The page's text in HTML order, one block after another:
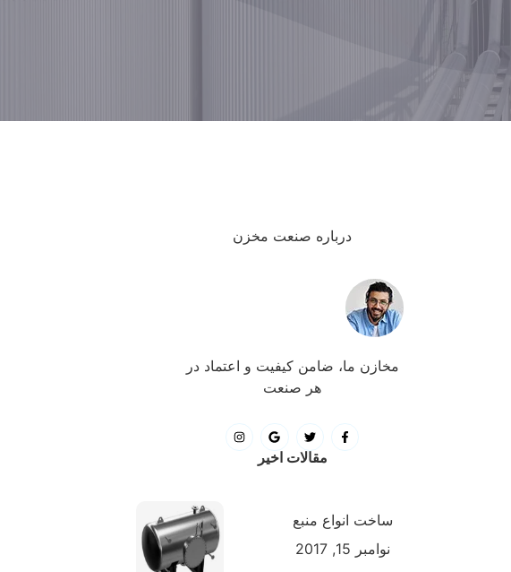
درباره صنعت مخزن
مخازن ما، ضامن کیفیت و اعتماد در
هر صنعت
مقالات اخیر
ساخت انواع منبع
نوامبر 15, 2017